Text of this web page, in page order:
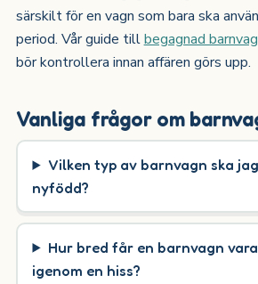
särskilt för en vagn som bara ska
period. Vår guide tillbegagnad
bör kontrollera innan affären görs upp.
Vanliga frågor om
Vilken typ av barnvagn ska
nyfödd?
Hur bred får en barnvagn
igenom en hiss?